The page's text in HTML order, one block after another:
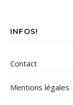
INFOS!
Contact
Mentions légales